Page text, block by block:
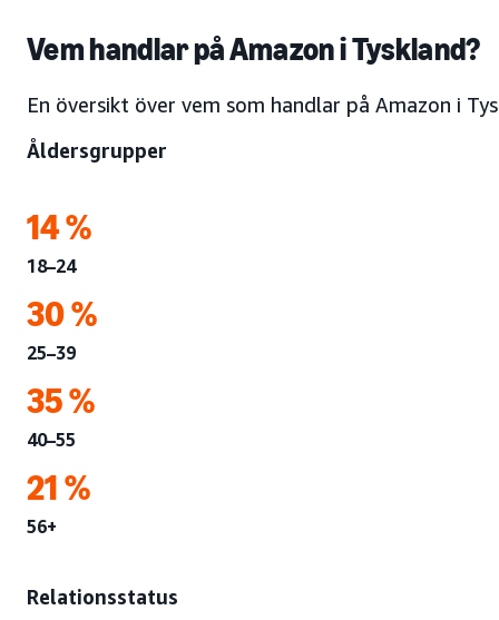
Vem handlar på Amazon i Tyskland?
En översikt över vem som handlar på Amazon i
Åldersgrupper
14 %
18–24
30 %
25–39
35 %
40–55
21 %
56+
Relationsstatus